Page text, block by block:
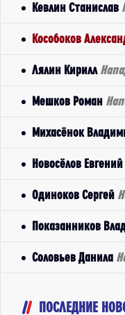
Кевлин Станислав
Кособоков
Лялин Кирилл
Мешков Роман
Михасёнок
Новосёлов Евгений
Одиноков Сергей
Показанников
Соловьев Данила
ПОСЛЕДНИЕ